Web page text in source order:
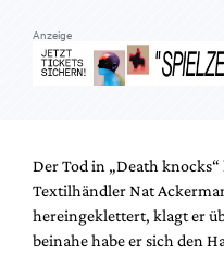
Anzeige
Der Tod in „Death
Textilhändler Nat
hereingeklettert, klagt er
beinahe habe er sich den